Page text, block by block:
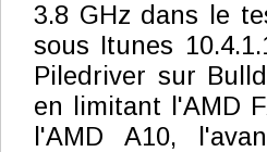
3.8 GHz dans le
sous Itunes
Piledriver sur
en limitant l'AMD
l'AMD A10,